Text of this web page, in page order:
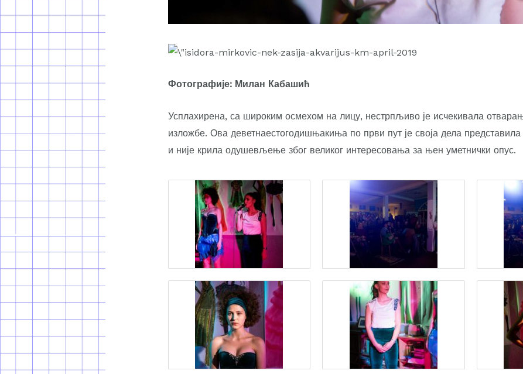
Фотографије: Милан Кабашић
Усплахирена, са широким осмехом на лицу, нестрпљиво је исчекивала
изложбе. Ова деветнаестогодишњакиња по први пут је своја дела
и није крила одушевљење због великог интересовања за њен уметнички опус.